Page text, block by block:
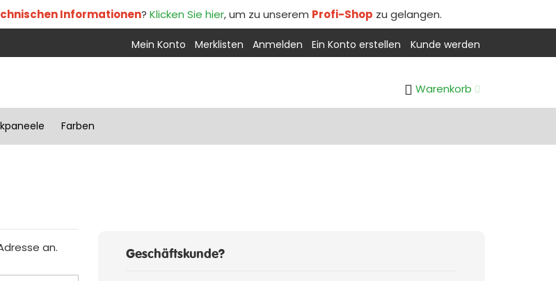
Informationen? Klicken Sie hier, um zu unserem Profi-Shop zu gelangen.
Kunde werden
Mein Konto Merklisten Anmelden Ein Konto erstellen
Warenkorb
Farben
an. Geschäftskunde?